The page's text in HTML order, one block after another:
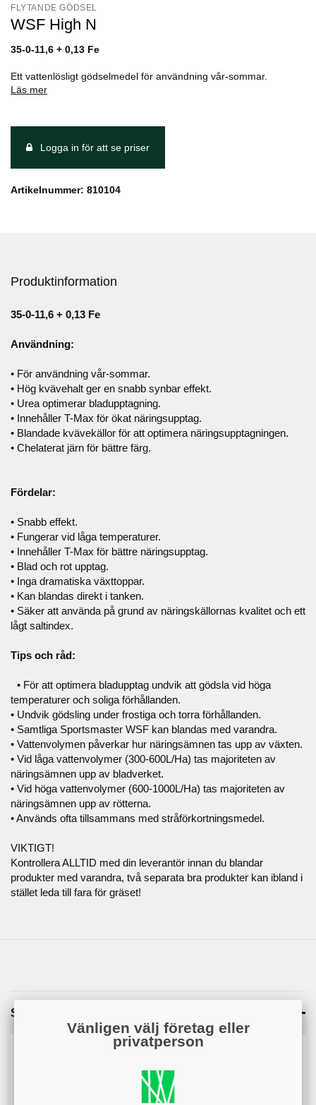
FLYTANDE GÖDSEL
WSF High N
35-0-11,6 + 0,13 Fe
Ett vattenlösligt gödselmedel för användning vår-sommar.
Läs mer
Logga in för att se priser
Artikelnummer: 810104
Produktinformation
35-0-11,6 + 0,13 Fe
Användning:
• För användning vår-sommar.
• Hög kvävehalt ger en snabb synbar effekt.
• Urea optimerar bladupptagning.
• Innehåller T-Max för ökat näringsupptag.
• Blandade kvävekällor för att optimera näringsupptagningen.
• Chelaterat järn för bättre färg.
Fördelar:
• Snabb effekt.
• Fungerar vid låga temperaturer.
• Innehåller T-Max för bättre näringsupptag.
• Blad och rot upptag.
• Inga dramatiska växttoppar.
• Kan blandas direkt i tanken.
• Säker att använda på grund av näringskällornas kvalitet och ett
lågt saltindex.
Tips och råd:
• För att optimera bladupptag undvik att gödsla vid höga
temperaturer och soliga förhållanden.
• Undvik gödsling under frostiga och torra förhållanden.
• Samtliga Sportsmaster WSF kan blandas med varandra.
• Vattenvolymen påverkar hur näringsämnen tas upp av växten.
• Vid låga vattenvolymer (300-600L/Ha) tas majoriteten av
näringsämnen upp av bladverket.
• Vid höga vattenvolymer (600-1000L/Ha) tas majoriteten av
näringsämnen upp av rötterna.
• Används ofta tillsammans med stråförkortningsmedel.
VIKTIGT!
Kontrollera ALLTID med din leverantör innan du blandar
produkter med varandra, två separata bra produkter kan ibland i
stället leda till fara för gräset!
Specifikation
Vänligen välj företag eller
privatperson